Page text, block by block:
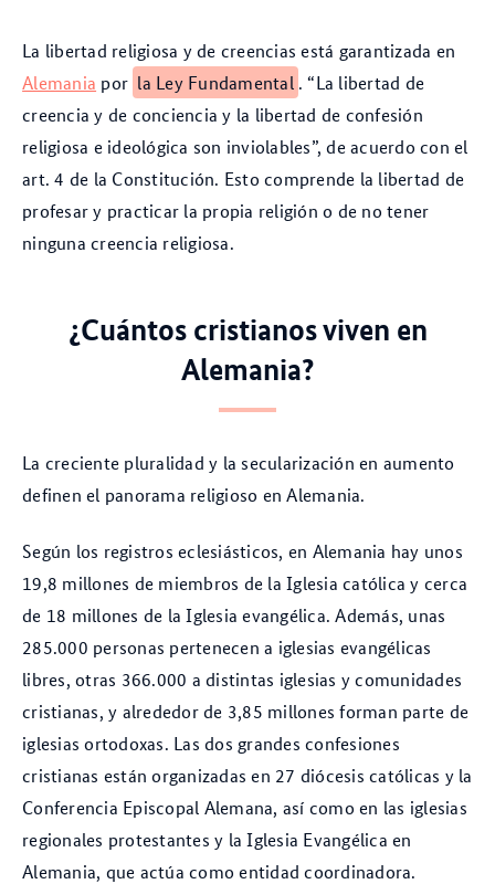
La libertad religiosa y de creencias está garantizada en
Alemania por la Ley Fundamental . “La libertad de
creencia y de conciencia y la libertad de confesión
religiosa e ideológica son inviolables”, de acuerdo con el
art. 4 de la Constitución. Esto comprende la libertad de
profesar y practicar la propia religión o de no tener
ninguna creencia religiosa.
¿Cuántos cristianos viven en
Alemania?
La creciente pluralidad y la secularización en aumento
definen el panorama religioso en Alemania.
Según los registros eclesiásticos, en Alemania hay unos
19,8 millones de miembros de la Iglesia católica y cerca
de 18 millones de la Iglesia evangélica. Además, unas
285.000 personas pertenecen a iglesias evangélicas
libres, otras 366.000 a distintas iglesias y comunidades
cristianas, y alrededor de 3,85 millones forman parte de
iglesias ortodoxas. Las dos grandes confesiones
cristianas están organizadas en 27 diócesis católicas y la
Conferencia Episcopal Alemana, así como en las iglesias
regionales protestantes y la Iglesia Evangélica en
Alemania, que actúa como entidad coordinadora.